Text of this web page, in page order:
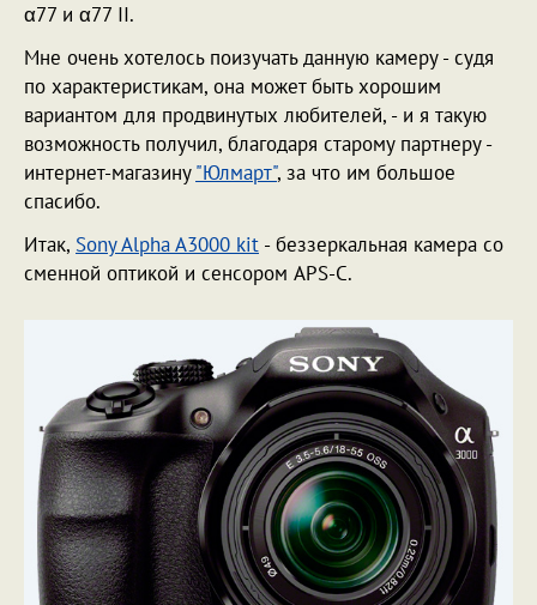
α77 и α77 II.
Мне очень хотелось поизучать данную камеру - судя
по характеристикам, она может быть хорошим
вариантом для продвинутых любителей, - и я такую
возможность получил, благодаря старому партнеру -
интернет-магазину"Юлмарт", за что им большое
спасибо.
Итак, Sony Alpha A3000 kit - беззеркальная камера со
сменной оптикой и сенсором APS-C.